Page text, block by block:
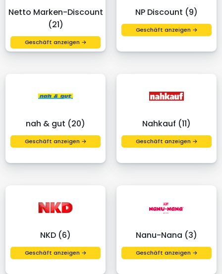
Netto Marken-Discount
(21)
Geschäft anzeigen →
NP Discount (9)
Geschäft anzeigen →
nah & gut (20)
Geschäft anzeigen →
Nahkauf (11)
Geschäft anzeigen →
NKD (6)
Geschäft anzeigen →
Nanu-Nana (3)
Geschäft anzeigen →